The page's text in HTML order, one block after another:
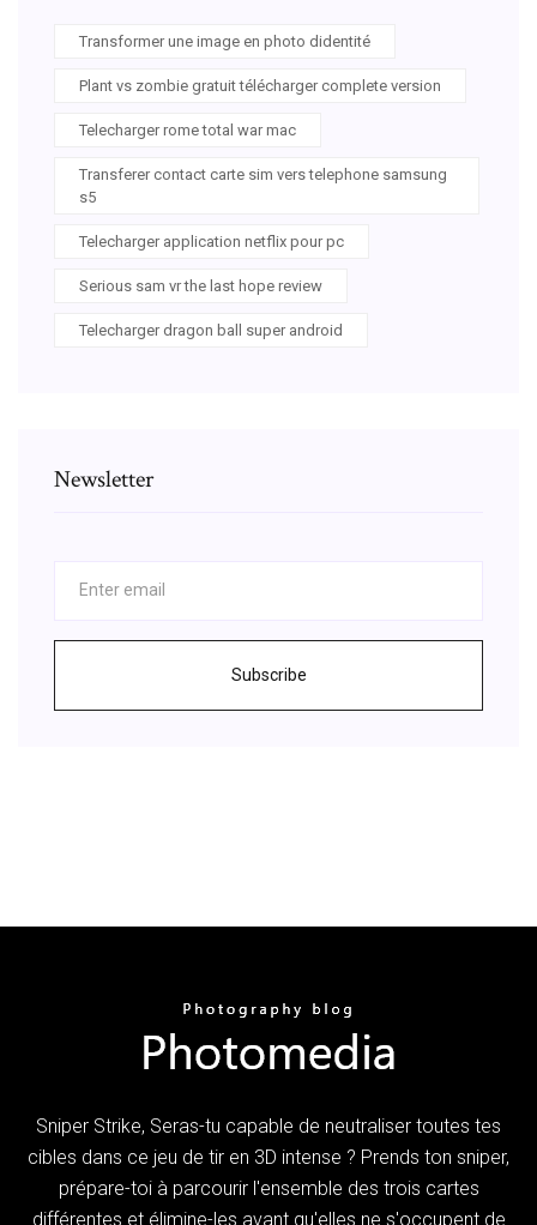
Transformer une image en photo didentité
Plant vs zombie gratuit télécharger complete version
Telecharger rome total war mac
Transferer contact carte sim vers telephone samsung
s5
Telecharger application netflix pour pc
Serious sam vr the last hope review
Telecharger dragon ball super android
Newsletter
Subscribe
Sniper Strike, Seras-tu capable de neutraliser toutes tes
cibles dans ce jeu de tir en 3D intense ? Prends ton sniper,
prépare-toi à parcourir l'ensemble des trois cartes
différentes et élimine-les avant qu'elles ne s'occupent de